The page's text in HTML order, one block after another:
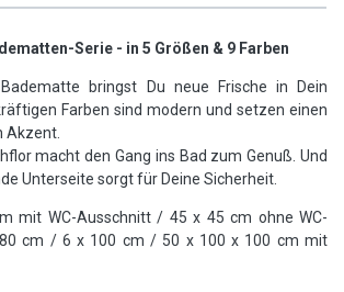
Serie - in 5 Größen & 9 Farben
bringst Du neue Frische in Dein
Farben sind modern und setzen einen
Akzent.
macht den Gang ins Bad zum Genuß. Und
Unterseite sorgt für Deine Sicherheit.
mit WC-Ausschnitt / 45 x 45 cm ohne WC-
cm / 6 x 100 cm / 50 x 100 x 100 cm mit